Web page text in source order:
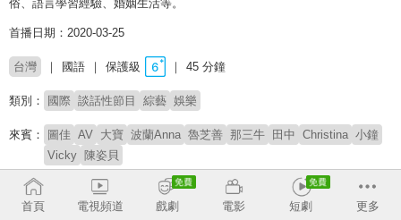
俗、語言學習經驗、婚姻生活等。
首播日期：2020-03-25
台灣 國語 保護級 45 分鐘
類別： 國際 談話性節目 綜藝 娛樂
來賓： 圖佳 AV 大寶 波蘭Anna 魯芝善 那三牛 田中 Christina 小鐘
Vicky 陳姿貝
主持： 郭彥均
首頁 電視頻道 戲劇 電影 短劇 更多